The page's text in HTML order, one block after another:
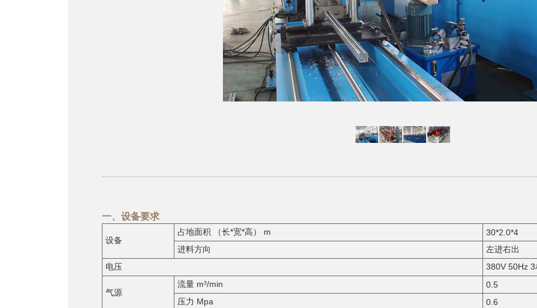
一、设备要求
设备
占地面积 （长*宽*高） m
30*2.0*4
进料方向
左进右出
电压
380V 50Hz 3
气源
流量 m³/min
0.5
压力 Mpa
0.6